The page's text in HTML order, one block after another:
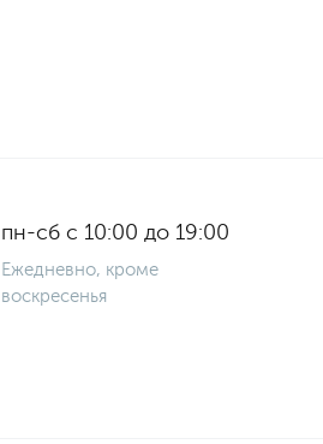
пн-сб с 10:00 до 19:00
Ежедневно, кроме
воскресенья